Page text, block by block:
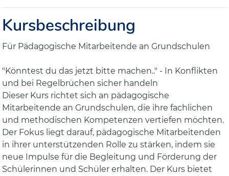
Kursbeschreibung
Für Pädagogische Mitarbeitende an Grundschulen
"Könntest du das jetzt bitte machen.." - In Konflikten
und bei Regelbrüchen sicher handeln
Dieser Kurs richtet sich an pädagogische
Mitarbeitende an Grundschulen, die ihre fachlichen
und methodischen Kompetenzen vertiefen möchten.
Der Fokus liegt darauf, pädagogische Mitarbeitenden
in ihrer unterstützenden Rolle zu stärken, indem sie
neue Impulse für die Begleitung und Förderung der
Schülerinnen und Schüler erhalten. Der Kurs bietet